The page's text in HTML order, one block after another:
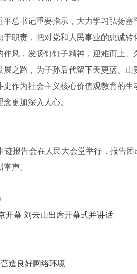
总书记重要指示，大力学习弘扬塞
职责，把对党和人民事业的忠诚转
风，发扬钉钉子精神，迎难而上、
之路，为子孙后代留下天更蓝、山
作为社会主义核心价值观教育的生
更加深入人心。
迹报告会在人民大会堂举行，报告
声。
开幕 刘云山出席开幕式并讲话
造良好网络环境